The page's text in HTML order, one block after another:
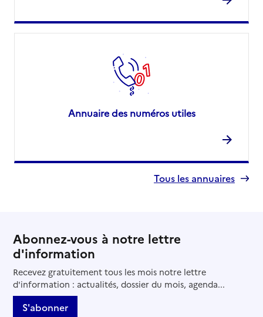
Annuaire des numéros utiles
Tous les annuaires
Abonnez-vous à notre lettre
d'information
Recevez gratuitement tous les mois notre lettre
d'information : actualités, dossier du mois, agenda...
S'abonner